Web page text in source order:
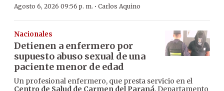
Agosto 6, 2026 09:56 p. m. · Carlos Aquino
Nacionales
Detienen a enfermero por
supuesto abuso sexual de una
paciente menor de edad
Un profesional enfermero, que presta servicio en el
Centro de Salud de Carmen del Paraná, Departamento